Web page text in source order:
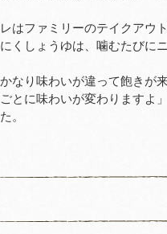
はファミリーのテイクアウ
くしょうゆは、噛むたびに
かなり味わいが違って飽きが
とに味わいが変わりますよ
。